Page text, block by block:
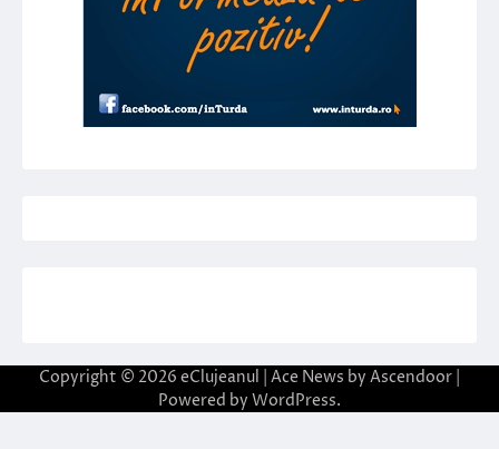
Copyright © 2026 eClujeanul | Ace News by Ascendoor
Powered by WordPress.